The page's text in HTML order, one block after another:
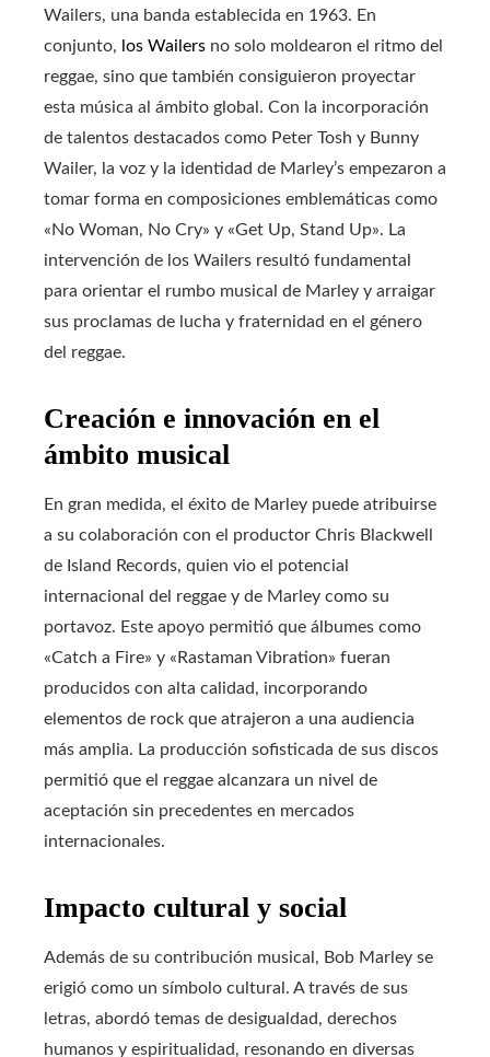
Wailers, una banda establecida en 1963. En
conjunto, los Wailers no solo moldearon el ritmo del
reggae, sino que también consiguieron proyectar
esta música al ámbito global. Con la incorporación
de talentos destacados como Peter Tosh y Bunny
Wailer, la voz y la identidad de Marley’s empezaron a
tomar forma en composiciones emblemáticas como
«No Woman, No Cry» y «Get Up, Stand Up». La
intervención de los Wailers resultó fundamental
para orientar el rumbo musical de Marley y arraigar
sus proclamas de lucha y fraternidad en el género
del reggae.
Creación e innovación en el
ámbito musical
En gran medida, el éxito de Marley puede atribuirse
a su colaboración con el productor Chris Blackwell
de Island Records, quien vio el potencial
internacional del reggae y de Marley como su
portavoz. Este apoyo permitió que álbumes como
«Catch a Fire» y «Rastaman Vibration» fueran
producidos con alta calidad, incorporando
elementos de rock que atrajeron a una audiencia
más amplia. La producción sofisticada de sus discos
permitió que el reggae alcanzara un nivel de
aceptación sin precedentes en mercados
internacionales.
Impacto cultural y social
Además de su contribución musical, Bob Marley se
erigió como un símbolo cultural. A través de sus
letras, abordó temas de desigualdad, derechos
humanos y espiritualidad, resonando en diversas